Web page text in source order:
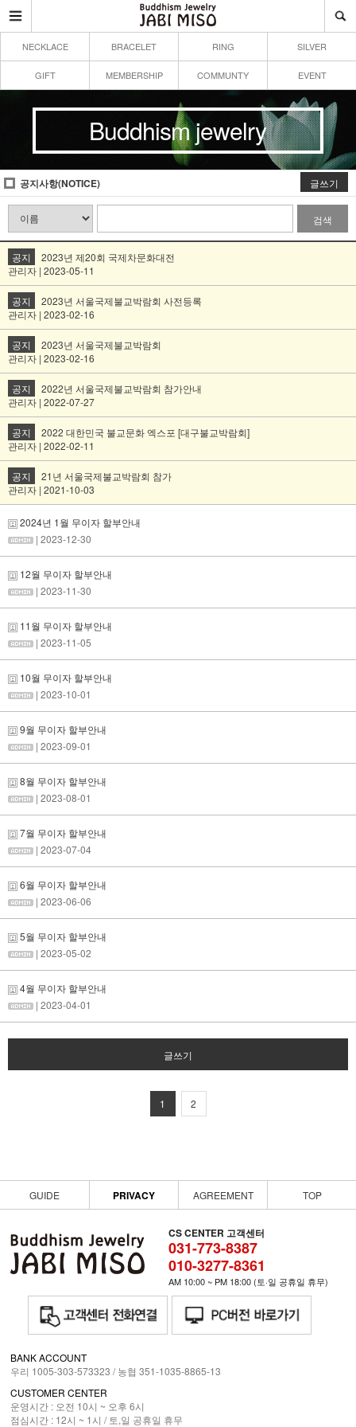
NECKLACE BRACELET RING SILVER
GIFT MEMBERSHIP COMMUNTY EVENT
Buddhism jewelry
공지사항(NOTICE) 글쓰기
검색
공지
2023년 제20회 국제차문화대전
관리자 | 2023-05-11
공지
2023년 서울국제불교박람회 사전등록
관리자 | 2023-02-16
공지
2023년 서울국제불교박람회
관리자 | 2023-02-16
공지
2022년 서울국제불교박람회 참가안내
관리자 | 2022-07-27
공지
2022 대한민국 불교문화 엑스포 [대구불교박람회]
관리자 | 2022-02-11
공지
21년 서울국제불교박람회 참가
관리자 | 2021-10-03
2024년 1월 무이자 할부안내
| 2023-12-30
12월 무이자 할부안내
| 2023-11-30
11월 무이자 할부안내
| 2023-11-05
10월 무이자 할부안내
| 2023-10-01
9월 무이자 할부안내
| 2023-09-01
8월 무이자 할부안내
| 2023-08-01
7월 무이자 할부안내
| 2023-07-04
6월 무이자 할부안내
| 2023-06-06
5월 무이자 할부안내
| 2023-05-02
4월 무이자 할부안내
| 2023-04-01
글쓰기
1 2
GUIDE PRIVACY AGREEMENT TOP
CS CENTER 고객센터
031-773-8387
010-3277-8361
AM 10:00 ~ PM 18:00 (토·일 공휴일 휴무)
BANK ACCOUNT
우리 1005-303-573323 / 농협 351-1035-8865-13
CUSTOMER CENTER
운영시간 : 오전 10시 ~ 오후 6시
점심시간 : 12시 ~ 1시 / 토,일 공휴일 휴무